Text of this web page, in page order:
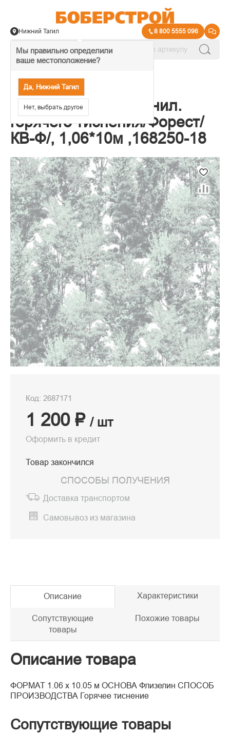
Мы правильно определили
ваше местоположение?
Да, Нижний Тагил
Нет, выбрать другое
Нижний Тагил 8 800 5555 096
Обои Индустрия винил.
горячего тиснения/Форест/
КВ-Ф/, 1,06*10м ,168250-18
Код: 2687171
1 200 ₽ / шт
Оформить в кредит
Товар закончился
СПОСОБЫ ПОЛУЧЕНИЯ
Доставка транспортом
Самовывоз из магазина
Описание Характеристики
Сопутствующие
товары
Похожие товары
Описание товара
ФОРМАТ 1.06 x 10.05 м ОСНОВА Флизелин СПОСОБ
ПРОИЗВОДСТВА Горячее тиснение
Сопутствующие товары